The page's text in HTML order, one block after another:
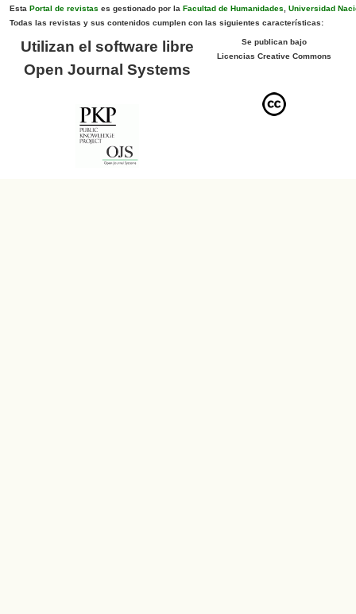
Esta Portal de revistas es gestionado por la Facultad de Humanidades, Universidad
Todas las revistas y sus contenidos cumplen con las siguientes características:
Utilizan el software libre
Open Journal Systems
Se publican bajo
Licencias Creative Commons